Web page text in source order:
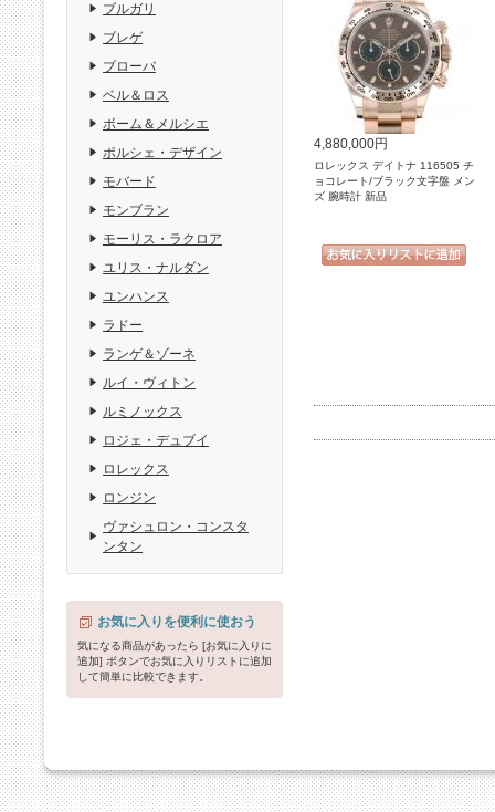
4,880,000円
ロレックス デイトナ 116505 チ
ョコレート/ブラック文字盤 メン
ズ 腕時計 新品
ブルガリ
ブレゲ
ブローバ
ベル＆ロス
ボーム＆メルシエ
ポルシェ・デザイン
モバード
モンブラン
モーリス・ラクロア
ユリス・ナルダン
ユンハンス
ラドー
ランゲ＆ゾーネ
ルイ・ヴィトン
ルミノックス
ロジェ・デュブイ
ロレックス
ロンジン
ヴァシュロン・コンスタ
ンタン
お気に入りを便利に使おう
気になる商品があったら [お気に入りに
追加] ボタンでお気に入りリストに追加
して簡単に比較できます。